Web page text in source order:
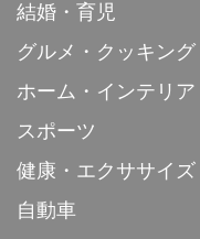
結婚・育児
グルメ・クッキング
ホーム・インテリア
スポーツ
健康・エクササイズ
自動車